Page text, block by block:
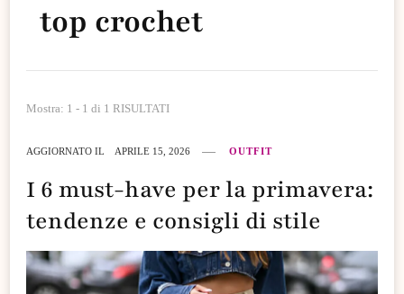
top crochet
Mostra: 1 - 1 di 1 RISULTATI
AGGIORNATO IL APRILE 15, 2026 OUTFIT
I 6 must-have per la primavera:
tendenze e consigli di stile